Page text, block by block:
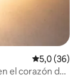
Calificación
5,0 (36)
el corazón de